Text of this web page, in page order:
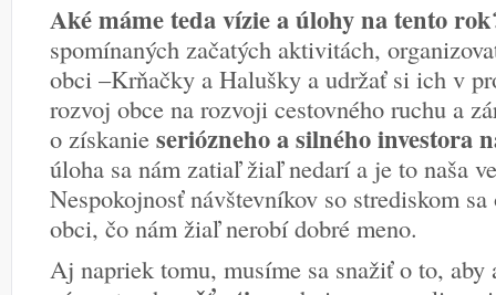
Aké máme teda vízie a úlohy na tento
spomínaných začatých aktivitách,
obci –Krňačky a Halušky a udržať si ich v
rozvoj obce na rozvoji cestovného ruchu a
o získanie seriózneho a silného investora
úloha sa nám zatiaľ žiaľ nedarí a je to naša
Nespokojnosť návštevníkov so strediskom
obci, čo nám žiaľ nerobí dobré meno.
Aj napriek tomu, musíme sa snažiť o to, aby